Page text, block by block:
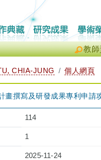
教
CHIA-JUNG 個人網頁
畫撰寫及研發成果專利申請
114
1
2025-11-24